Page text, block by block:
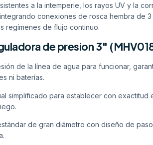
a la intemperie, los rayos UV y la
conexiones de rosca hembra de 3
regímenes de flujo continuo.
de presion 3″
de la línea de agua para funcionar,
ni baterías.
simplificado para establecer con exactitud
de gran diámetro con diseño de